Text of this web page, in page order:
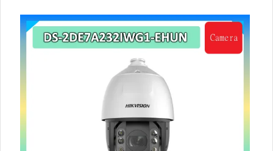
dụng DMSS,